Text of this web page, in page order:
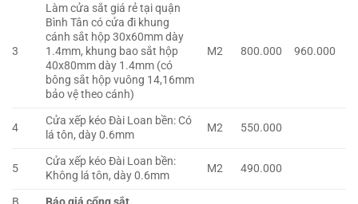
3
Làm cửa sắt giá rẻ tại quận
Bình Tân có cửa đi khung
cánh sắt hộp 30x60mm dày
1.4mm, khung bao sắt hộp
40x80mm dày 1.4mm (có
bông sắt hộp vuông 14,16mm
bảo vệ theo cánh)
M2 800.000 960.000
4
Cửa xếp kéo Đài Loan bền: Có
lá tôn, dày 0.6mm
M2 550.000
5
Cửa xếp kéo Đài Loan bền:
Không lá tôn, dày 0.6mm
M2 490.000